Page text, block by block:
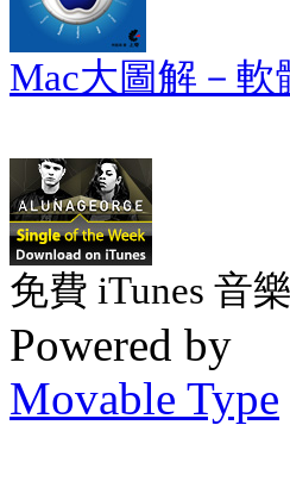
Mac大圖解－軟
免費 iTunes 音
Powered by
Movable Type